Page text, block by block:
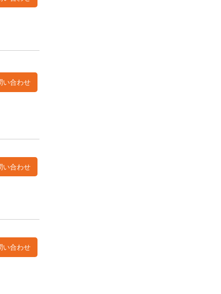
い合わせ
い合わせ
い合わせ